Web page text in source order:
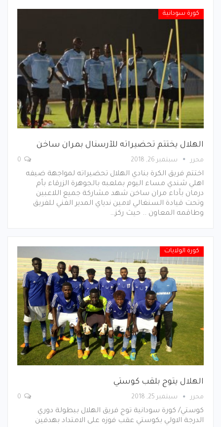
كورة سودانية
الهلال يختتم تحضيراته للآرسنال بمران ساخن
محرر سبتمبر 26, 2018
اختتم فريق الكرة بنادي الهلال تحضيراته لمواجهة ضيفه
اهلي شندي مساء اليوم بملعبه بالجوهرة الزرقاء بأم
درمان بآداء مران ساخن شهد مشاركة جميع اللاعبين
وتحت قيادة السنغالي لامين ندياي المدير الفني للفريق
وطاقمه المعاون .. حيث ركز…
كورة الولايات
الهلال يتوج بلقب كوستي
محرر سبتمبر 25, 2018
كوستي/ كورة سودانية توج فريق الهلال ببطولة دوري
الدرجة الاولي بكوستي عقب فوزه على الامتداد بهدفين